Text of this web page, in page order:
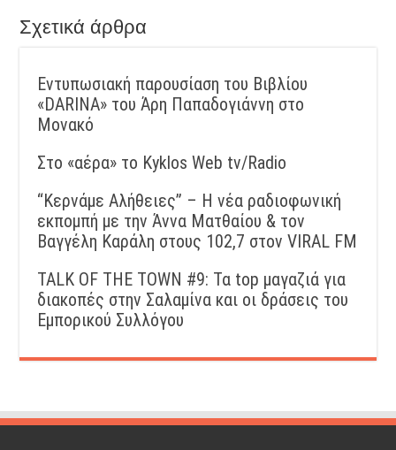
Σχετικά άρθρα
Εντυπωσιακή παρουσίαση του Βιβλίου
«DARINA» του Άρη Παπαδογιάννη στο
Μονακό
Στο «αέρα» το Kyklos Web tv/Radio
“Kερνάμε Αλήθειες” – Η νέα ραδιοφωνική
εκπομπή με την Άννα Ματθαίου & τον
Βαγγέλη Καράλη στους 102,7 στον VIRAL FM
TALK OF THE TOWN #9: Τα top μαγαζιά για
διακοπές στην Σαλαμίνα και οι δράσεις του
Εμπορικού Συλλόγου